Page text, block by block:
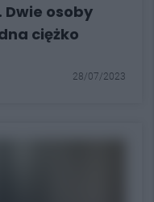
Dwie osoby
ciężko
28/07/2023